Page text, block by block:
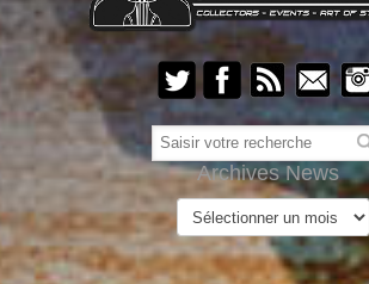
Archives News